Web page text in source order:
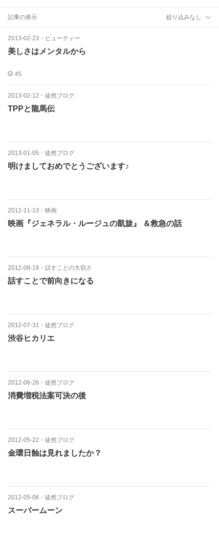
記事の表示 絞り込みなし
2013-02-23 ・ ビューティー
美しさはメンタルから
45
2013-02-12 ・ 徒然ブログ
TPPと龍馬伝
2013-01-05 ・ 徒然ブログ
明けましておめでとうございます♪
2012-11-13 ・ 映画
映画『ジェネラル・ルージュの凱旋』 ＆救急の話
2012-08-18 ・ 話すことの大切さ
話すことで前向きになる
2012-07-31 ・ 徒然ブログ
渋谷ヒカリエ
2012-06-26 ・ 徒然ブログ
消費増税法案可決の後
2012-05-22 ・ 徒然ブログ
金環日蝕は見れましたか？
2012-05-06 ・ 徒然ブログ
スーパームーン